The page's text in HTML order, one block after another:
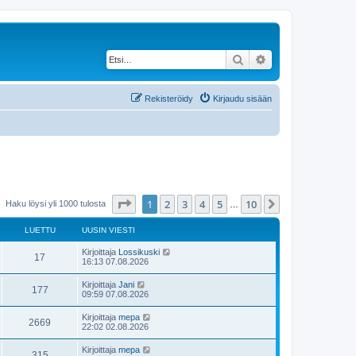
Etsi
Kirjaudu sisään
Rekisteröidy
Haku löysi yli 1000 tulosta Sivu 10
1 2 3 4 5 10
LUETTU UUSIN VIESTI
17
u
t
t
U
u
n
v
i
e
s
t
Kirjoittaja Lossikuski
16:13 07.08.2026
177L
u
t
U
u
n
v
i
e
Kirjoittaja Jani
09:59 07.08.2026
2669
u
U
u
n
Kirjoittaja mepa
22:02 02.08.2026
U
Kirjoittaja mepa